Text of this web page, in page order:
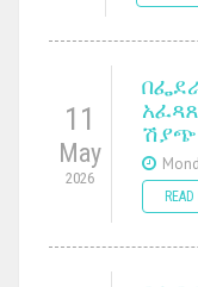
11
May
2026